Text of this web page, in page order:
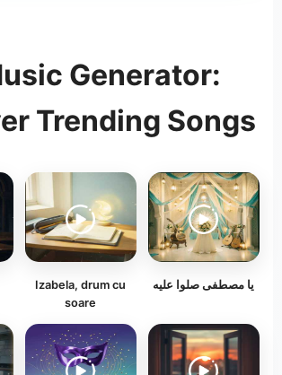
Generator:
Trending Songs
Izabela, drum cu
soare
يا مصطفى صلوا عليه